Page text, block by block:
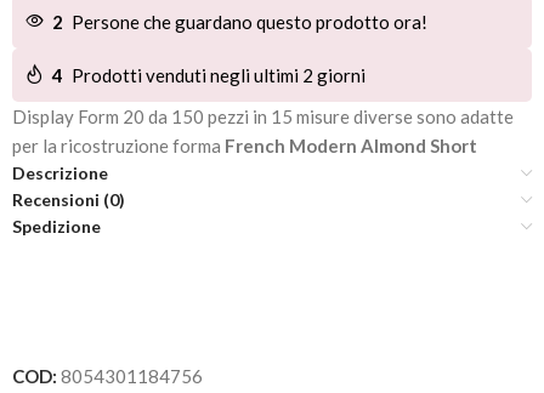
2 Persone che guardano questo prodotto ora!
4 Prodotti venduti negli ultimi 2 giorni
Display Form 20 da 150 pezzi in 15 misure diverse sono adatte
per la ricostruzione forma French Modern Almond Short
Descrizione
Recensioni (0)
Spedizione
COD: 8054301184756